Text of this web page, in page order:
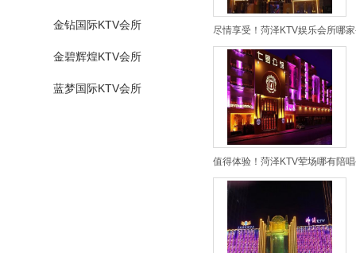
金钻国际KTV会所
金碧辉煌KTV会所
蓝梦国际KTV会所
尽情享受！菏泽KTV娱乐会所哪
值得体验！菏泽KTV荤场哪有陪